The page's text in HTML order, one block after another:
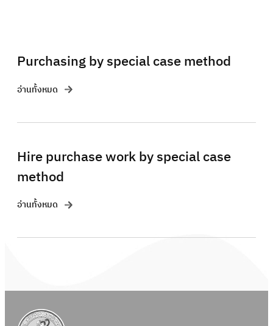
Purchasing by special case method
อ่านทั้งหมด
Hire purchase work by special case
method
อ่านทั้งหมด